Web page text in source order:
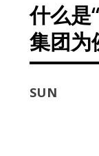
什么是
集团为
SUN